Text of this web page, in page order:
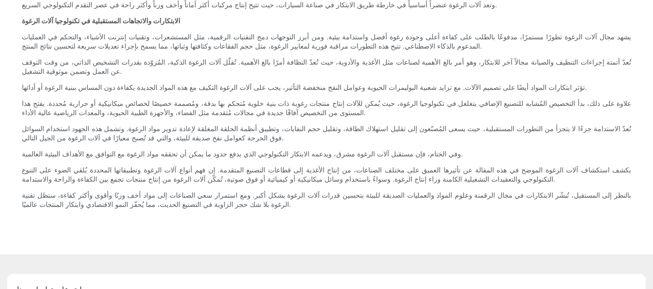
وتعد آلات الرغوة عنصراً أساسياً في خارطة طريق الابتكار في صناعة السيارات، حيث تتيح إنتاج مركبات أكثر أماناً وأخف وزناً وأكثر راحة في عصر التقدم التكنولوجي السريع.
الابتكارات والاتجاهات المستقبلية في تكنولوجيا آلات الرغوة
يشهد مجال آلات الرغوة تطورًا مستمرًا، مدفوعًا بالطلب على كفاءة أعلى وجودة رغوة أفضل واستدامة بيئية. ومن أبرز التوجهات دمج التقنيات الرقمية، مثل المستشعرات، وتقنيات إنترنت الأشياء، والتحكم في العمليات
المدعوم بالذكاء الاصطناعي. تتيح هذه التطورات مراقبة فورية لمعايير الرغوة، مثل حجم الفقاعات وكثافتها وثباتها، مما يسمح بإجراء تعديلات سريعة لتحسين نتائج المنتج.
تُعدّ أتمتة إجراءات التنظيف والصيانة مجالاً آخر للابتكار، وهو أمر بالغ الأهمية لصناعات مثل الأغذية والأدوية، حيث تُعدّ النظافة أمرًا بالغ الأهمية. تُقلّل آلات الرغوة الذكية، المُزوّدة بقدرات التشخيص الذاتي، من وقت التوقف
عن العمل وتضمن موثوقية التشغيل.
تؤثر ابتكارات المواد أيضًا على تصميم الآلات. مع تزايد شعبية البوليمرات الحيوية وعوامل النفخ منخفضة التأثير، يجب على آلات الرغوة التكيف مع هذه المواد الجديدة بكفاءة دون المساس ببنية الرغوة أو أدائها.
علاوة على ذلك، بدأ التخصيص المُشابه للتصنيع الإضافي يتغلغل في تكنولوجيا الرغوة، حيث يُمكن للآلات إنتاج منتجات رغوية ذات بنية خلوية مُتحكم بها بدقة، ومُصممة خصيصًا لخصائص ميكانيكية أو حرارية مُحددة. يفتح هذا
المستوى من التخصيص آفاقًا جديدة في مجالات مُتقدمة مثل الفضاء، والأجهزة الطبية الحيوية، والمعدات الرياضية عالية الأداء.
تُعدّ الاستدامة جزءًا لا يتجزأ من التطورات المستقبلية، حيث يسعى المُصنّعون إلى تقليل استهلاك الطاقة، وتقليل حجم النفايات، وتطبيق أنظمة الحلقة المغلقة لإعادة تدوير مواد الرغوة. وتشمل هذه الجهود استخدام السوائل
فوق الحرجة كعوامل نفخ صديقة للبيئة، والتي قد تُصبح معيارًا في آلات الرغوة من الجيل التالي.
وفي الختام، فإن مستقبل آلات الرغوة مشرق، ويدعمه الابتكار التكنولوجي الذي يدفع حدود ما يمكن أن تحققه مواد الرغوة مع التوافق مع الأهداف البيئية العالمية.
يكشف استكشاف آلات الرغوة الموضح في هذه المقالة عن تأثيرها العميق على مختلف الصناعات، من إنتاج الأغذية إلى قطاعات التصنيع المتقدمة. إن فهم أنواع آلات الرغوة وتطبيقاتها المحددة يُلقي الضوء على التنوع
التكنولوجي والتعقيدات التشغيلية الكامنة وراء إنتاج الرغوة. وسواءً باستخدام وسائل ميكانيكية أو كيميائية أو فوق صوتية، تُمكّن آلات الرغوة من إنتاج منتجات تجمع بين الكفاءة والراحة والاستدامة.
بالنظر إلى المستقبل، تُبشّر الابتكارات في مجال الرقمنة وعلوم المواد والعمليات الصديقة للبيئة بتحسين قدرات آلات الرغوة بشكل أكبر. ومع استمرار سعي الصناعات إلى مواد أخف وزنًا وأقوى وأكثر كفاءة، ستظل تقنية
الرغوة بلا شك حجر الزاوية في التصنيع الحديث، مما يُحفّز النمو الاقتصادي وابتكار المنتجات عالميًا.